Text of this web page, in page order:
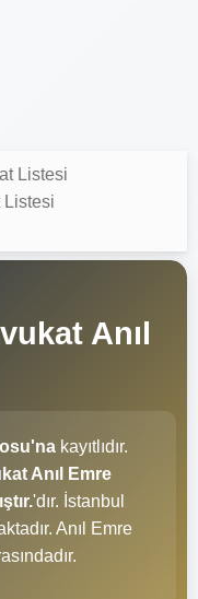
Listesi
Listesi
Anıl
kayıtlıdır.
Anıl Emre
'dır. İstanbul
Anıl Emre